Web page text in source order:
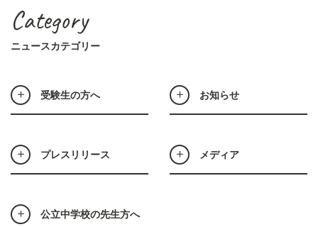
Category
ニュースカテゴリー
受験生の方へ お知らせ
プレスリリース メディア
公立中学校の先生方へ